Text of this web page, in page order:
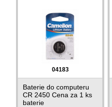
04183
Baterie do computeru
CR 2450 Cena za 1 ks
baterie